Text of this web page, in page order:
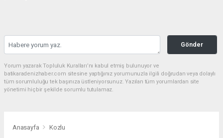
Gönder
Yorum yazarak Topluluk Kuralları’nı kabul etmiş bulunuyor ve
batikaradenizhaber.com sitesine yaptığınız yorumunuzla ilgili doğrudan veya dolaylı
tüm sorumluluğu tek başınıza üstleniyorsunuz. Yazılan tüm yorumlardan site
yönetimi hiçbir şekilde sorumlu tutulamaz.
Anasayfa Kozlu